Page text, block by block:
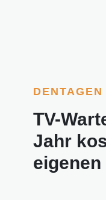
TV-
Jahr